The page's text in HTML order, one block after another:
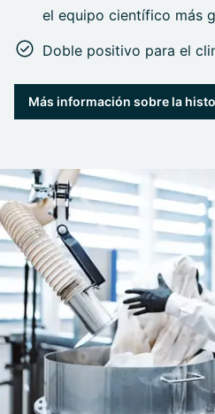
el equipo científico más
Doble positivo para el
Más información sobre la